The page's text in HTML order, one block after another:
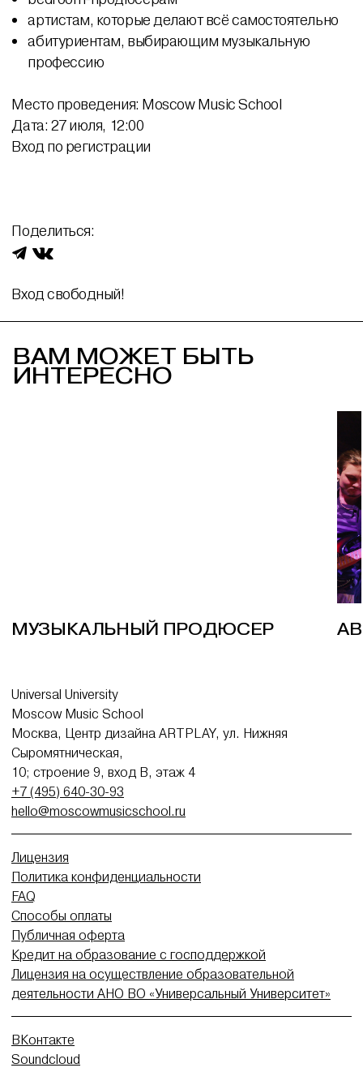
артистам, которые делают всё самостоятельно
абитуриентам, выбирающим музыкальную
профессию
Место проведения: Moscow Music School
Дата: 27 июля, 12:00
Вход по регистрации
Поделиться:
Вход свободный!
ВАМ МОЖЕТ БЫТЬ
ИНТЕРЕСНО
МУЗЫКАЛЬНЫЙ ПРОДЮСЕР
Universal University
Moscow Music School
Москва, Центр дизайна ARTPLAY, ул. Нижняя
Сыромятническая,
10; строение 9, вход В, этаж 4
+7 (495) 640-30-93
hello@moscowmusicschool.ru
Лицензия
Политика конфиденциальности
FAQ
Способы оплаты
Публичная оферта
Кредит на образование с господдержкой
Лицензия на осуществление образовательной
деятельности АНО ВО «Универсальный Университет»
ВКонтакте
Soundcloud